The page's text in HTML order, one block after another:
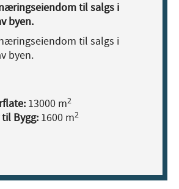
til salgs i
byen.
til salgs i
byen.
13000 m2
Bygg: 1600 m2